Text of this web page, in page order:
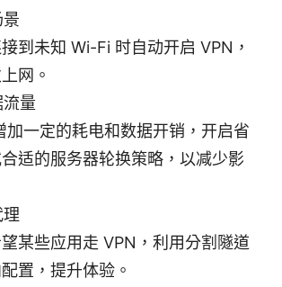
景
到未知 Wi-Fi 时自动开启 VPN，
网。
量
加一定的耗电和数据开销，开启省
适的服务器轮换策略，以减少影
某些应用走 VPN，利用分割隧道
置，提升体验。